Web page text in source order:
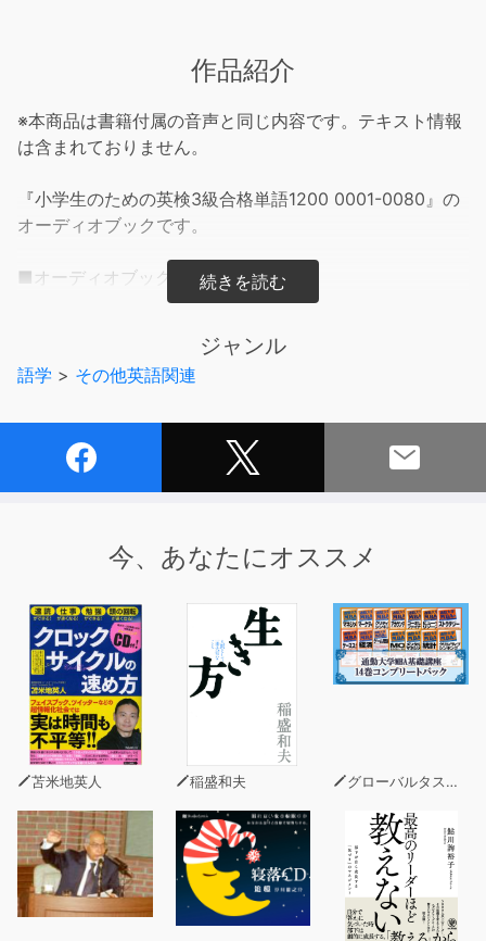
作品紹介
※本商品は書籍付属の音声と同じ内容です。テキスト情報
は含まれておりません。
『小学生のための英検3級合格単語1200 0001-0080』の
オーディオブックです。
■オーディオブックの内容■
単語編 見出し語（英語➡︎日本語➡英語）➡フレーズ・例文
一部、「フレーズ・例文」なしの見出し語（英→日→英）
のみのものがあります。
■テキストの内容■
語を飽きずにバランスよく学べるように、11つの章立てで
べき単語にはカラーイラスト付。また、単語の知識を定着
させるために、随所に「会話アクティビティ」を収録。
また、この3級単語集では、9歳の少年イッチー君がアメ
リカに旅行する10話のストーリー各章末に収録。単語の
知識だけでなく運用力もUP！
音声には、[見出し語(英⇒日⇒英)およびコロケーション例
文(英)]を収録。正しい発音が耳からしっかり学べる。本
計。
【特長】
1 重要な単語を、会話で使えるコロケーションや例文と
ともに学ぶので実力UPに直結！
ジャンル
語学 > その他英語関連
今、あなたにオススメ
苫米地英人 稲盛和夫 グローバルタスクフォース(著)